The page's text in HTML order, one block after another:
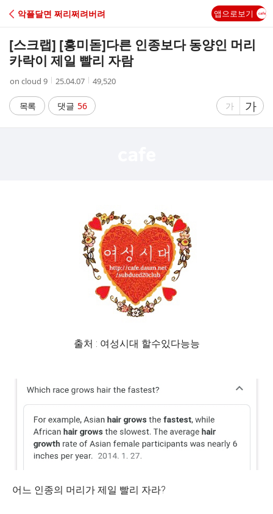
C
A
악플달면 쩌리쩌려버려 앱으로보기
[스크랩] [흥미돋]다른 인종보다 동양인 머리
카락이 제일 빨리 자람
작
자
on cloud 9
작
시
간
25.04.07
조
수
49,520
목록 댓글 56
글
가
글
자
가
출처 : 여성시대 할수있다능능
어느 인종의 머리가 제일 빨리 자라?